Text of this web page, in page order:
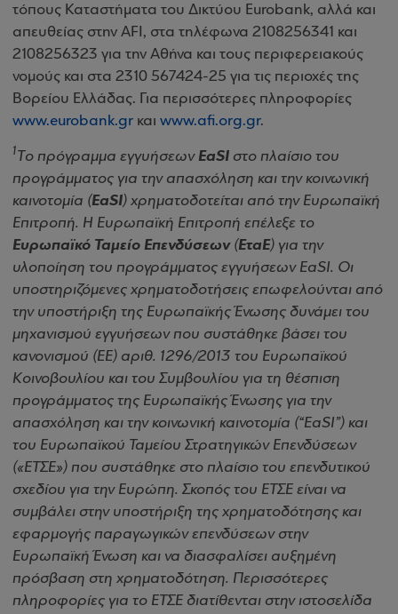
τόπους Καταστήματα του Δικτύου Eurobank, αλλά και
απευθείας στην AFI, στα τηλέφωνα 2108256341 και
2108256323 για την Αθήνα και τους περιφερειακούς
νομούς και στα 2310 567424-25 για τις περιοχές της
Βορείου Ελλάδας. Για περισσότερες πληροφορίες
www.eurobank.gr και www.afi.org.gr.
1Tο πρόγραμμα εγγυήσεωνEaSI στο πλαίσιο του
προγράμματος για την απασχόληση και την κοινωνική
καινοτομία (EaSI) χρηματοδοτείται από την Ευρωπαϊκή
Επιτροπή. Η Ευρωπαϊκή Επιτροπή επέλεξε το
Ευρωπαϊκό Ταμείο Επενδύσεων(ΕταΕ) για την
υλοποίηση του προγράμματος εγγυήσεων EaSI. Οι
υποστηριζόμενες χρηματοδοτήσεις επωφελούνται από
την υποστήριξη της Ευρωπαϊκής Ένωσης δυνάμει του
μηχανισμού εγγυήσεων που συστάθηκε βάσει του
κανονισμού (ΕΕ) αριθ. 1296/2013 του Ευρωπαϊκού
Κοινοβουλίου και του Συμβουλίου για τη θέσπιση
προγράμματος της Ευρωπαϊκής Ένωσης για την
απασχόληση και την κοινωνική καινοτομία (“EaSI”) και
του Ευρωπαϊκού Ταμείου Στρατηγικών Επενδύσεων
(«ΕΤΣΕ») που συστάθηκε στο πλαίσιο του επενδυτικού
σχεδίου για την Ευρώπη. Σκοπός του ΕΤΣΕ είναι να
συμβάλει στην υποστήριξη της χρηματοδότησης και
εφαρμογής παραγωγικών επενδύσεων στην
Ευρωπαϊκή Ένωση και να διασφαλίσει αυξημένη
πρόσβαση στη χρηματοδότηση. Περισσότερες
πληροφορίες για το ΕΤΣΕ διατίθενται στην ιστοσελίδα